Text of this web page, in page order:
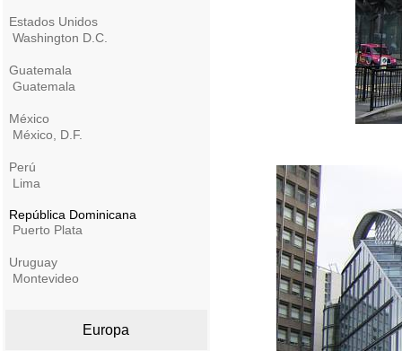
Estados Unidos
Washington D.C.
Guatemala
Guatemala
México
México, D.F.
Perú
Lima
República Dominicana
Puerto Plata
Uruguay
Montevideo
Europa